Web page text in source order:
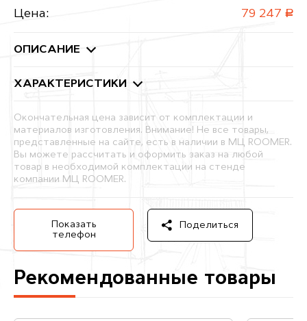
Цена: 79 247 руб.
ОПИСАНИЕ
ХАРАКТЕРИСТИКИ
Окончательная цена зависит от комплектации и
материалов изготовления. Внимание! Не все товары,
представленные на сайте, есть в наличии в МЦ ROOMER.
Вы можете рассчитать и оформить заказ на любой
товар в необходимой комплектации на стенде
компании МЦ ROOMER.
Показать
телефон
Поделиться
Рекомендованные товары